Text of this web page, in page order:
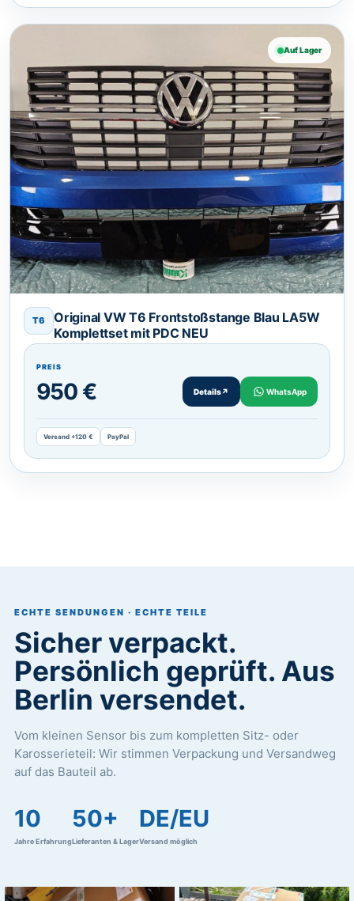
Auf Lager
T6
Original VW T6 Frontstoßstange Blau LA5W
Komplettset mit PDC NEU
PREIS
950 € Details↗ WhatsApp
Versand +120 € PayPal
ECHTE SENDUNGEN · ECHTE TEILE
Sicher verpackt.
Persönlich geprüft. Aus
Berlin versendet.
Vom kleinen Sensor bis zum kompletten Sitz- oder
Karosserieteil: Wir stimmen Verpackung und Versandweg
auf das Bauteil ab.
10
Jahre Erfahrung
50+
Lieferanten & Lager
DE/EU
Versand möglich